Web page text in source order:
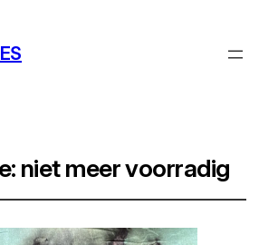
niet meer voorradig